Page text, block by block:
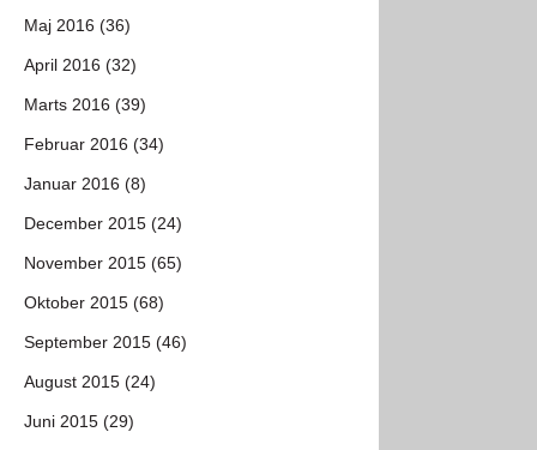
Maj 2016 (36)
April 2016 (32)
Marts 2016 (39)
Februar 2016 (34)
Januar 2016 (8)
December 2015 (24)
November 2015 (65)
Oktober 2015 (68)
September 2015 (46)
August 2015 (24)
Juni 2015 (29)